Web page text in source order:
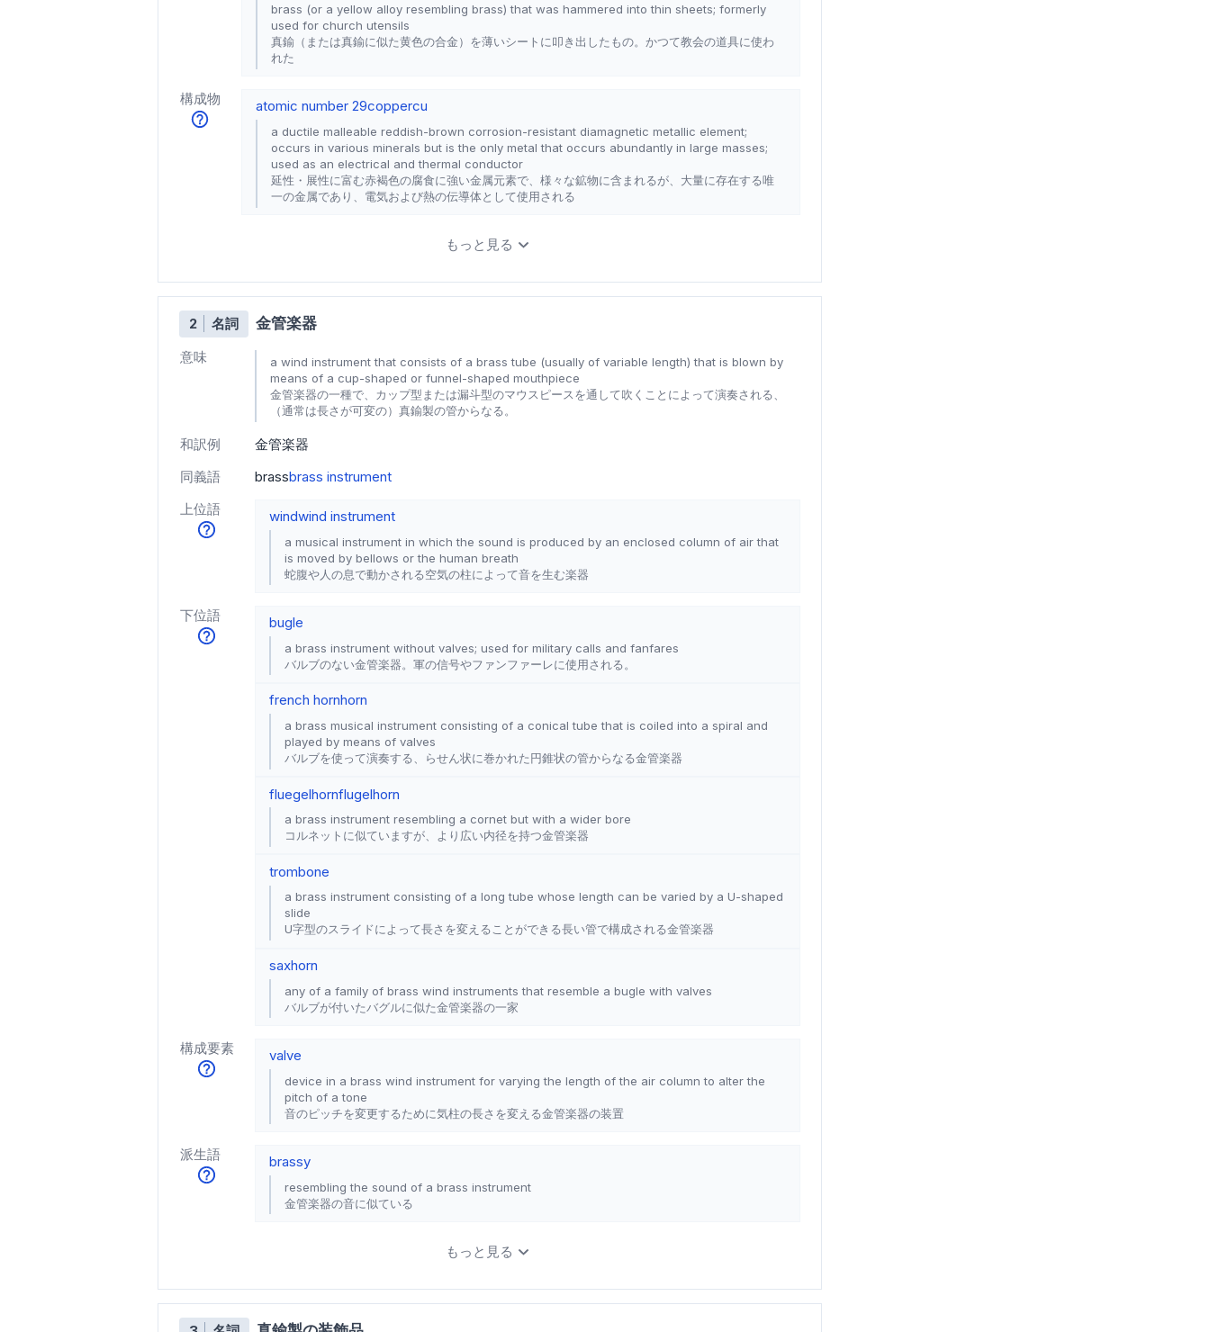
brass (or a yellow alloy resembling brass) that was hammered into thin sheets; formerly
used for church utensils
真鍮（または真鍮に似た黄色の合金）を薄いシートに叩き出したもの。かつて教会の道具に使わ
れた
構成物 atomic number 29coppercu
a ductile malleable reddish-brown corrosion-resistant diamagnetic metallic element;
occurs in various minerals but is the only metal that occurs abundantly in large masses;
used as an electrical and thermal conductor
延性・展性に富む赤褐色の腐食に強い金属元素で、様々な鉱物に含まれるが、大量に存在する唯
一の金属であり、電気および熱の伝導体として使用される
もっと見る
2 名詞 金管楽器
意味
a wind instrument that consists of a brass tube (usually of variable length) that is blown by
means of a cup-shaped or funnel-shaped mouthpiece
金管楽器の一種で、カップ型または漏斗型のマウスピースを通して吹くことによって演奏される、
（通常は長さが可変の）真鍮製の管からなる。
和訳例
金管楽器
同義語
brassbrass instrument
上位語
windwind instrument
a musical instrument in which the sound is produced by an enclosed column of air that
is moved by bellows or the human breath
蛇腹や人の息で動かされる空気の柱によって音を生む楽器
下位語 bugle
a brass instrument without valves; used for military calls and fanfares
バルブのない金管楽器。軍の信号やファンファーレに使用される。
french hornhorn
a brass musical instrument consisting of a conical tube that is coiled into a spiral and
played by means of valves
バルブを使って演奏する、らせん状に巻かれた円錐状の管からなる金管楽器
fluegelhornflugelhorn
a brass instrument resembling a cornet but with a wider bore
コルネットに似ていますが、より広い内径を持つ金管楽器
trombone
a brass instrument consisting of a long tube whose length can be varied by a U-shaped
slide
U字型のスライドによって長さを変えることができる長い管で構成される金管楽器
saxhorn
any of a family of brass wind instruments that resemble a bugle with valves
バルブが付いたバグルに似た金管楽器の一家
構成要素 valve
device in a brass wind instrument for varying the length of the air column to alter the
pitch of a tone
音のピッチを変更するために気柱の長さを変える金管楽器の装置
派生語 brassy
resembling the sound of a brass instrument
金管楽器の音に似ている
もっと見る